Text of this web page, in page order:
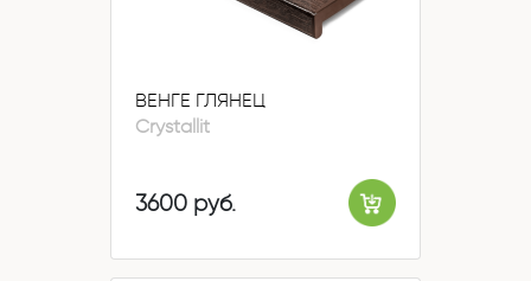
ВЕНГЕ ГЛЯНЕЦ
Crystallit
3600 руб.